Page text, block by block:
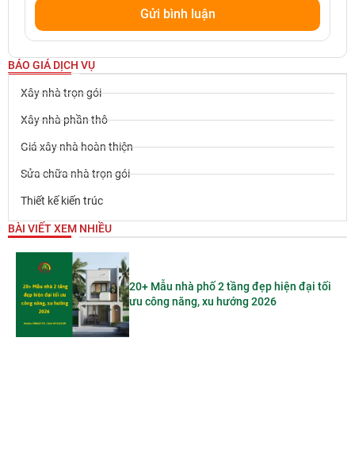
BÁO GIÁ DỊCH VỤ
Xây nhà trọn gói
Xây nhà phần thô
Giá xây nhà hoàn thiện
Sửa chữa nhà trọn gói
Thiết kế kiến trúc
BÀI VIẾT XEM NHIỀU
20+ Mẫu nhà phố 2 tầng đẹp hiện đại tối
ưu công năng, xu hướng 2026